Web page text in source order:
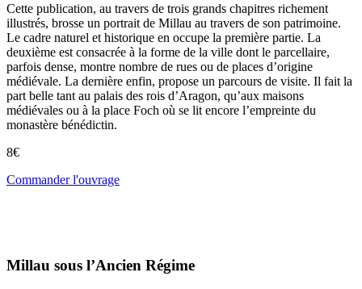
Cette publication, au travers de trois grands chapitres richement
illustrés, brosse un portrait de Millau au travers de son patrimoine.
Le cadre naturel et historique en occupe la première partie. La
deuxième est consacrée à la forme de la ville dont le parcellaire,
parfois dense, montre nombre de rues ou de places d’origine
médiévale. La dernière enfin, propose un parcours de visite. Il fait la
part belle tant au palais des rois d’Aragon, qu’aux maisons
médiévales ou à la place Foch où se lit encore l’empreinte du
monastère bénédictin.
8€
Commander l'ouvrage
Millau sous l’Ancien Régime